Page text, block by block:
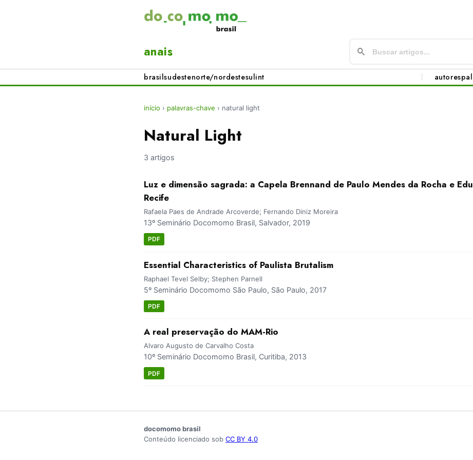
anais
brasilsudestenorte/nordestesulint autores
início › palavras-chave › natural light
Natural Light
3 artigos
Luz e dimensão sagrada: a Capela Brennand de Paulo Mendes da Rocha e
Recife
Rafaela Paes de Andrade Arcoverde; Fernando Diniz Moreira
13º Seminário Docomomo Brasil, Salvador, 2019
PDF
Essential Characteristics of Paulista Brutalism
Raphael Tevel Selby; Stephen Parnell
5º Seminário Docomomo São Paulo, São Paulo, 2017
PDF
A real preservação do MAM-Rio
Alvaro Augusto de Carvalho Costa
10º Seminário Docomomo Brasil, Curitiba, 2013
PDF
docomomo brasil
Conteúdo licenciado sob CC BY 4.0